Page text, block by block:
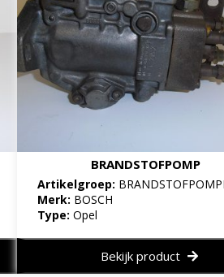
BRANDSTOFPOMP
Artikelgroep:
Merk: BOSCH
Type: Opel
Bekijk product